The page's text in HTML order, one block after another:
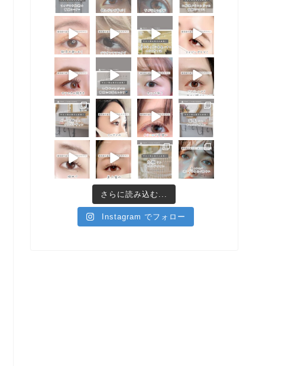
さらに読み込む...
Instagram でフォロー